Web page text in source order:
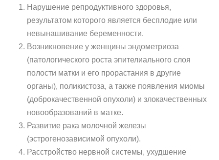
Нарушение репродуктивного здоровья,
результатом которого является бесплодие или
невынашивание беременности.
Возникновение у женщины эндометриоза
(патологического роста эпителиального слоя
полости матки и его прорастания в другие
органы), поликистоза, а также появления миомы
(доброкачественной опухоли) и злокачественных
новообразований в матке.
Развитие рака молочной железы
(эстрогенозависимой опухоли).
Расстройство нервной системы, ухудшение